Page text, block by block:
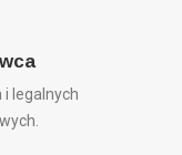
legalnych